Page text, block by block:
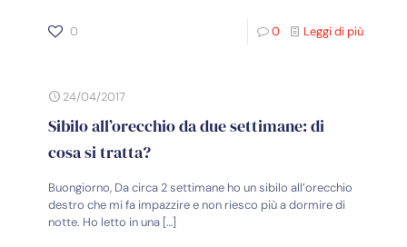
0 0 Leggi di più
24/04/2017
Sibilo all’orecchio da due settimane: di
cosa si tratta?
Buongiorno, Da circa 2 settimane ho un sibilo all’orecchio
destro che mi fa impazzire e non riesco più a dormire di
notte. Ho letto in una […]